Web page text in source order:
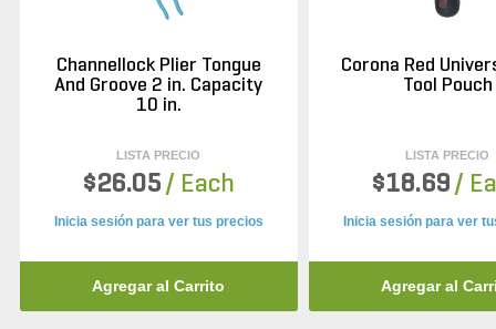
Channellock Plier Tongue
And Groove 2 in. Capacity
10 in.
LISTA PRECIO
$26.05 / Each
Inicia sesión para ver tus precios
Agregar al Carrito
Corona Red
Tool Pouch
LISTA PRECIO
$18.69 /
Inicia sesión para ver
Agregar al